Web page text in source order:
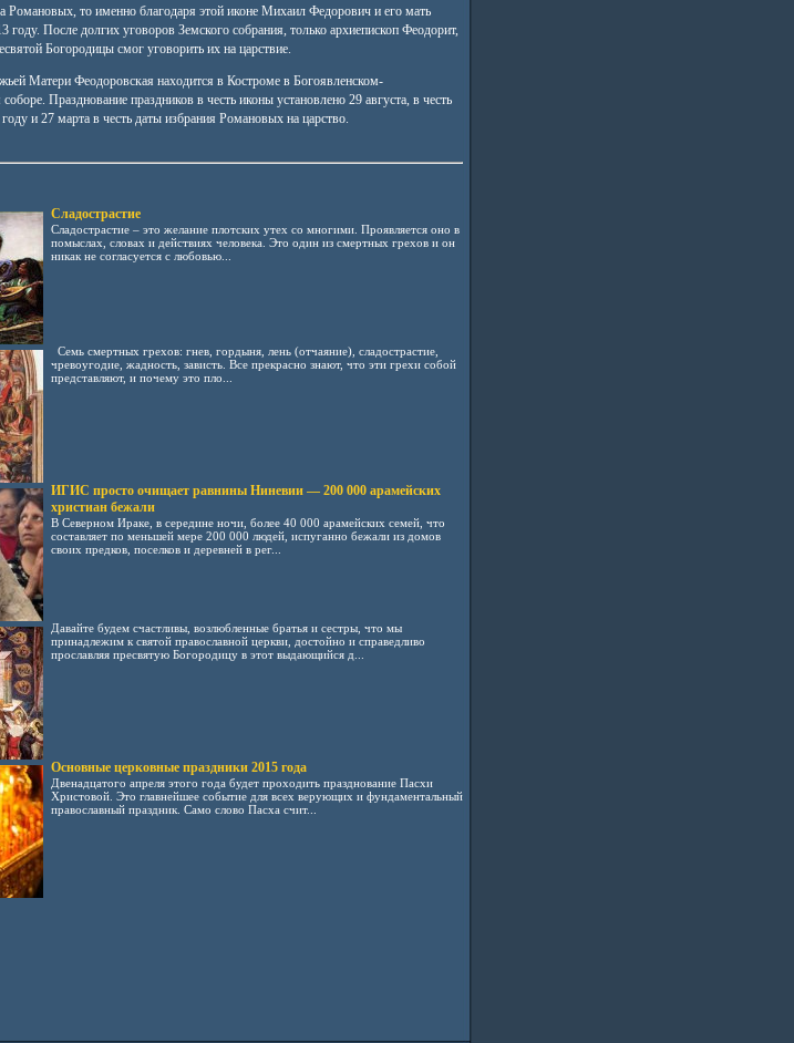
Романовых, то именно благодаря этой иконе Михаил Федорович и его мать
После долгих уговоров Земского собрания, только архиепископ Феодорит,
Богородицы смог уговорить их на царствие.
Матери Феодоровская находится в Костроме в Богоявленском-
Празднование праздников в честь иконы установлено 29 августа, в честь
и 27 марта в честь даты избрания Романовых на царство.
Сладострастие
Сладострастие – это желание плотских утех со многими. Проявляется оно в
помыслах, словах и действиях человека. Это один из смертных грехов и он
никак не согласуется с любовью...
Семь смертных грехов: гнев, гордыня, лень (отчаяние), сладострастие,
чревоугодие, жадность, зависть. Все прекрасно знают, что эти грехи собой
представляют, и почему это пло...
ИГИС просто очищает равнины Ниневии — 200 000 арамейских
христиан бежали
В Северном Ираке, в середине ночи, более 40 000 арамейских семей, что
составляет по меньшей мере 200 000 людей, испуганно бежали из домов
своих предков, поселков и деревней в рег...
Давайте будем счастливы, возлюбленные братья и сестры, что мы
принадлежим к святой православной церкви, достойно и справедливо
прославляя пресвятую Богородицу в этот выдающийся д...
Основные церковные праздники 2015 года
Двенадцатого апреля этого года будет проходить празднование Пасхи
Христовой. Это главнейшее событие для всех верующих и фундаментальный
православный праздник. Само слово Пасха счит...